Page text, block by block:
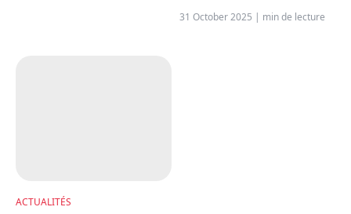
31 October 2025 | min de lecture
ACTUALITÉS